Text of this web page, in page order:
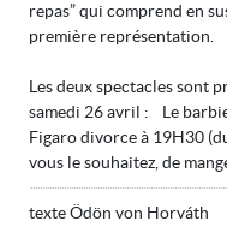
repas” qui comprend en
première représentation.
Les deux spectacles sont
samedi 26 avril : Le
Figaro divorce à 19H30
vous le souhaitez, de
texte Ödön von Horváth